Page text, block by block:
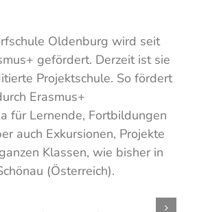
Oldenburg wird seit
gefördert. Derzeit ist sie
Projektschule. So fördert
Erasmus+
für Lernende, Fortbildungen
auch Exkursionen, Projekte
Klassen, wie bisher in
(Österreich).